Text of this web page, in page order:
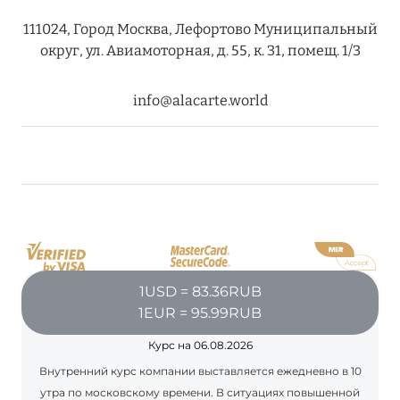
RIXOS PREMIUM SAADIYAT ISLAND ABU DHABI:
КОНЦЕПЦИЯ «ВСЁ ВКЛЮЧЕНО – ВСЁ
HÔTEL BARRIÈRE LES NEIGES
111024, Город Москва, Лефортово Муниципальный
округ, ул. Авиамоторная, д. 55, к. 31, помещ. 1/3
info@alacarte.world
1USD = 83.36RUB
1EUR = 95.99RUB
Курс на 06.08.2026
Внутренний курс компании выставляется ежедневно в 10
утра по московскому времени. В ситуациях повышенной